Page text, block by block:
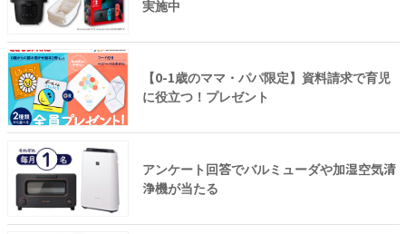
実施中
【0-1歳のママ・パパ限定】資料請求で育児
に役立つ！プレゼント
アンケート回答でバルミューダや加湿空気清
浄機が当たる